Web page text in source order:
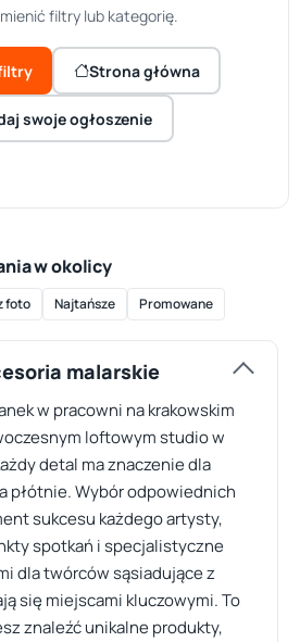
filtry lub kategorię.
Strona główna
swoje ogłoszenie
w okolicy
foto Najtańsze Promowane
malarskie
w pracowni na krakowskim
loftowym studio w
detal ma znaczenie dla
płótnie. Wybór odpowiednich
sukcesu każdego artysty,
spotkań i specjalistyczne
dla twórców sąsiadujące z
się miejscami kluczowymi. To
znaleźć unikalne produkty,